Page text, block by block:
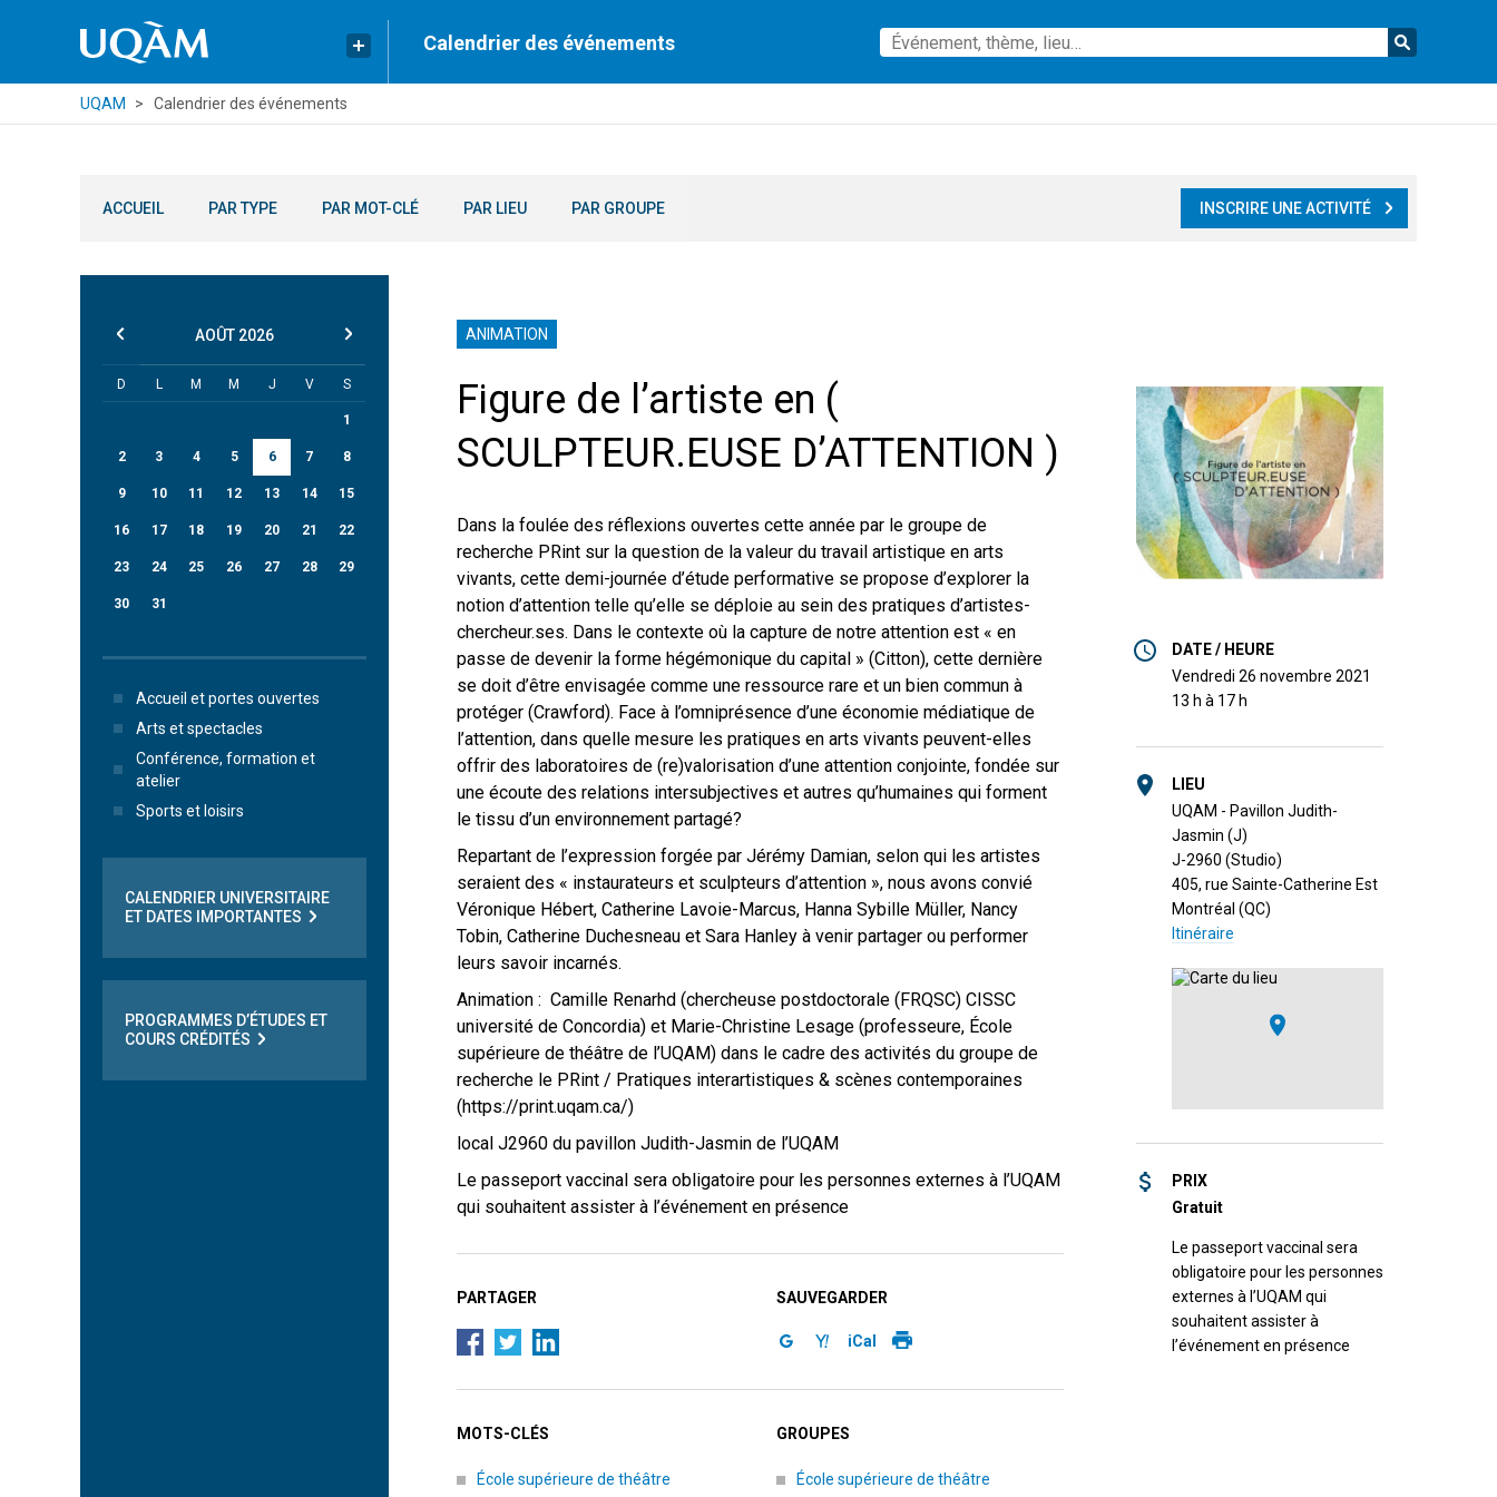
Calendrier des événements
UQAM Calendrier des événements
ACCUEIL PAR TYPE PAR MOT-CLÉ PAR LIEU PAR GROUPE INSCRIRE UNE ACTIVITÉ
ANIMATION
Figure de l’artiste en (
SCULPTEUR.EUSE D’ATTENTION )
Dans la foulée des réflexions ouvertes cette année par le groupe de
recherche PRint sur la question de la valeur du travail artistique en arts
vivants, cette demi-journée d’étude performative se propose d’explorer la
notion d’attention telle qu’elle se déploie au sein des pratiques d’artistes-
chercheur.ses. Dans le contexte où la capture de notre attention est « en
passe de devenir la forme hégémonique du capital » (Citton), cette dernière
se doit d’être envisagée comme une ressource rare et un bien commun à
protéger (Crawford). Face à l’omniprésence d’une économie médiatique de
l’attention, dans quelle mesure les pratiques en arts vivants peuvent-elles
offrir des laboratoires de (re)valorisation d’une attention conjointe, fondée sur
une écoute des relations intersubjectives et autres qu’humaines qui forment
le tissu d’un environnement partagé?
Repartant de l’expression forgée par Jérémy Damian, selon qui les artistes
seraient des « instaurateurs et sculpteurs d’attention », nous avons convié
Véronique Hébert, Catherine Lavoie-Marcus, Hanna Sybille Müller, Nancy
Tobin, Catherine Duchesneau et Sara Hanley à venir partager ou performer
leurs savoir incarnés.
Animation : Camille Renarhd (chercheuse postdoctorale (FRQSC) CISSC
université de Concordia) et Marie-Christine Lesage (professeure, École
supérieure de théâtre de l’UQAM) dans le cadre des activités du groupe de
recherche le PRint / Pratiques interartistiques & scènes contemporaines
(https://print.uqam.ca/)
local J2960 du pavillon Judith-Jasmin de l’UQAM
Le passeport vaccinal sera obligatoire pour les personnes externes à l’UQAM
qui souhaitent assister à l’événement en présence
DATE / HEURE
vendredi 26 novembre 2021
13 h à 17 h
LIEU
UQAM - Pavillon Judith-
Jasmin (J)
J-2960 (Studio)
405, rue Sainte-Catherine Est
Montréal (QC)
Itinéraire
PRIX
Gratuit
Le passeport vaccinal sera
obligatoire pour les personnes
externes à l’UQAM qui
souhaitent assister à
l’événement en présence
PARTAGER SAUVEGARDER
iCal
MOTS-CLÉS
École supérieure de théâtre
GROUPES
École supérieure de théâtre
AOÛT 2026
D L M M J V S
1
2 3 4 5 6 7 8
9 10 11 12 13 14 15
16 17 18 19 20 21 22
23 24 25 26 27 28 29
30 31
Accueil et portes ouvertes
Arts et spectacles
Conférence, formation et
atelier
Sports et loisirs
CALENDRIER UNIVERSITAIRE
ET DATES IMPORTANTES
PROGRAMMES D’ÉTUDES ET
COURS CRÉDITÉS